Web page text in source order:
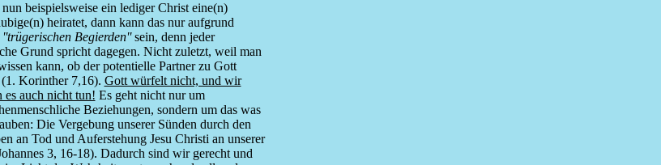
beispielsweise ein lediger Christ eine(n)
heiratet, dann kann das nur aufgrund
''trügerischen Begierden''sein, denn jeder
Grund spricht dagegen. Nicht zuletzt, weil man
kann, ob der potentielle Partner zu Gott
Korinther 7,16). Gott würfelt nicht, und wir
es auch nicht tun! Es geht nicht nur um
Beziehungen, sondern um das was
Die Vergebung unserer Sünden durch den
an Tod und Auferstehung Jesu Christi an unserer
3, 16-18). Dadurch sind wir gerecht und